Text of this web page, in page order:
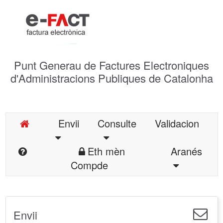
Punt Generau de Factures Electroniques
d'Administracions Publiques de Catalonha
Envii Consulte
Validacion
Eth mèn
Compde
Aranés
Envii